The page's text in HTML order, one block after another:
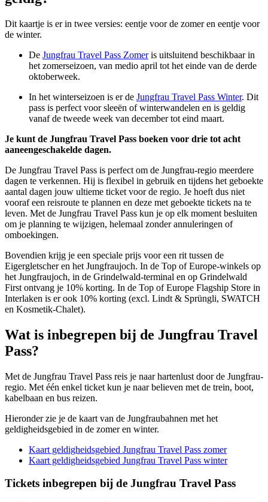
Dit kaartje is er in twee versies: eentje voor de zomer en eentje voor
de winter.
De Jungfrau Travel Pass Zomeris uitsluitend beschikbaar in
het zomerseizoen, van medio april tot het einde van de derde
oktoberweek.
In het winterseizoen is er de Jungfrau Travel Pass Winter. Dit
pass is perfect voor sleeën of winterwandelen en is geldig
vanaf de tweede week van december tot eind maart.
Je kunt de Jungfrau Travel Pass boeken voor drie tot acht
aaneengeschakelde dagen.
De Jungfrau Travel Pass is perfect om de Jungfrau-regio meerdere
dagen te verkennen. Hij is flexibel in gebruik en tijdens het geboekte
aantal dagen jouw ultieme ticket voor de regio. Je hoeft dus niet
vooraf een reisroute te plannen en deze met geboekte tickets na te
leven. Met de Jungfrau Travel Pass kun je op elk moment besluiten
om je planning te wijzigen, helemaal zonder annuleringen of
omboekingen.
Bovendien krijg je een speciale prijs voor een rit tussen de
Eigergletscher en het Jungfraujoch. In de Top of Europe-winkels op
het Jungfraujoch, in de Grindelwald-terminal en op Grindelwald
First ontvang je 10% korting. In de Top of Europe Flagship Store in
Interlaken is er ook 10% korting (excl. Lindt & Sprüngli, SWATCH
en Kosmetik-Chalet).
Wat is inbegrepen bij de Jungfrau Travel
Pass?
Met de Jungfrau Travel Pass reis je naar hartenlust door de Jungfrau-
regio. Met één enkel ticket kun je naar believen met de trein, boot,
kabelbaan en bus reizen.
Hieronder zie je de kaart van de Jungfraubahnen met het
geldigheidsgebied in de zomer en winter.
Kaart geldigheidsgebied Jungfrau Travel Pass zomer
Kaart geldigheidsgebied Jungfrau Travel Pass winter
Tickets inbegrepen bij de Jungfrau Travel Pass